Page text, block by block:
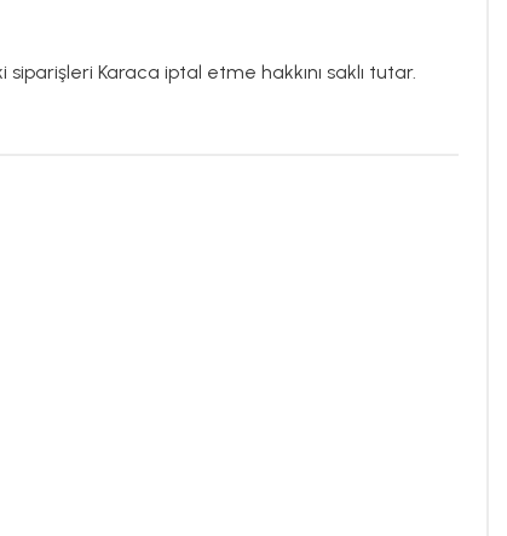
Karaca iptal etme hakkını saklı tutar.